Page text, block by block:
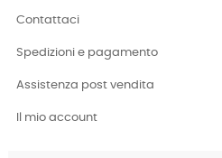
Contattaci
Spedizioni e pagamento
Assistenza post vendita
Il mio account